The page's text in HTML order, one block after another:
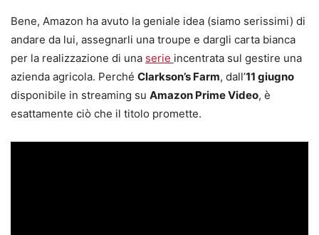
Bene, Amazon ha avuto la geniale idea (siamo serissimi) di
andare da lui, assegnarli una troupe e dargli carta bianca
per la realizzazione di una serie incentrata sul gestire una
azienda agricola. Perché Clarkson’s Farm, dall’11 giugno
disponibile in streaming su Amazon Prime Video, è
esattamente ciò che il titolo promette.